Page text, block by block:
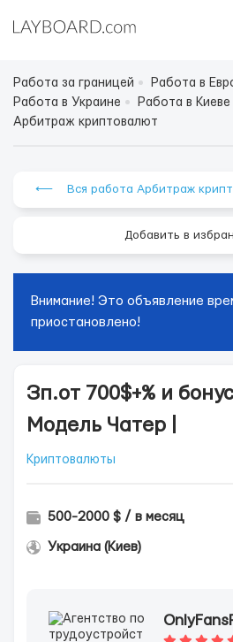
Работа за границей
Работа в
Работа в Украине
Работа в Киеве
Арбитраж криптовалют
⟵ Вся работа Арбитраж
Добавить в
Внимание! Это объявление
приостановлено!
Зп.от 700$+% и
Модель Чатер |
Криптовалюты
500-2000 $ / в месяц
Украина (Киев)